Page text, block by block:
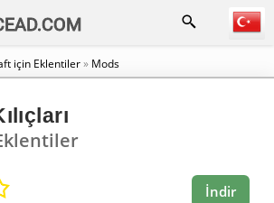
için Eklentiler» Mods
İndir